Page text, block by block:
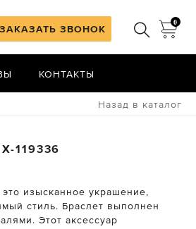
ЗАКАЗАТЬ ЗВОНОК
0
КОНТАКТЫ
Назад в каталог
119336
изысканное украшение,
стиль. Браслет выполнен
Этот аксессуар